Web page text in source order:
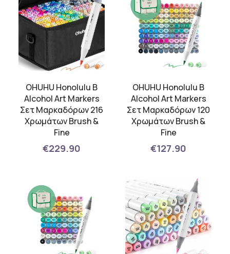
OHUHU Honolulu B
Alcohol Art Markers
Σετ Μαρκαδόρων 216
Χρωμάτων Brush &
Fine
€229.90
OHUHU Honolulu B
Alcohol Art Markers
Σετ Μαρκαδόρων 120
Χρωμάτων Brush &
Fine
€127.90